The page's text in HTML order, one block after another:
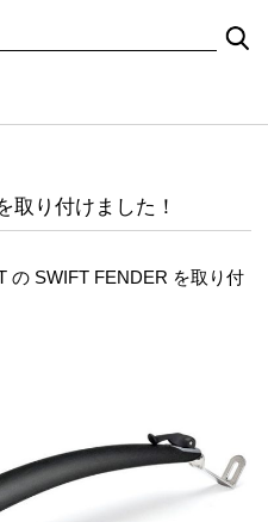
取り付けました！
の SWIFT FENDER を取り付